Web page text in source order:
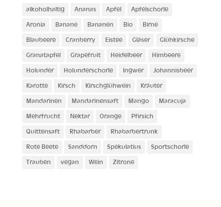
alkoholhaltig Ananas Apfel Apfelschorle
Aronia Banane Bananen Bio Birne
Blaubeere Cranberry Eistee Gläser Glühkirsche
Granatapfel Grapefruit Heidelbeer Himbeere
Holunder Holunderschorle Ingwer Johannisbeer
Karotte Kirsch Kirschglühwein Kräuter
Mandarinen Mandarinensaft Mango Maracuja
Mehrfrucht Nektar Orange Pfirsich
Quittensaft Rhabarber Rhabarbertrunk
Rote Beete Sanddorn Spekulatius Sportschorle
Trauben vegan Wein Zitrone